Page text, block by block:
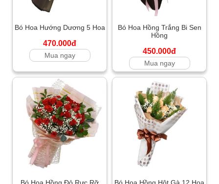
Bó Hoa Hướng Dương 5 Hoa
470.000đ
Mua ngay
Bó Hoa Hồng Trắng Bi Sen
Hồng
450.000đ
Mua ngay